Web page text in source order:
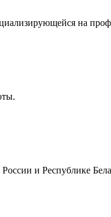
на
и Республике